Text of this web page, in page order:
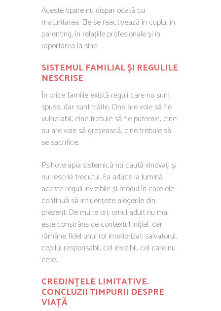
Aceste tipare nu dispar odată cu
maturitatea. Ele se reactivează în cuplu, în
parenting, în relațiile profesionale și în
raportarea la sine.
SISTEMUL FAMILIAL ȘI REGULILE
NESCRISE
În orice familie există reguli care nu sunt
spuse, dar sunt trăite. Cine are voie să fie
vulnerabil, cine trebuie să fie puternic, cine
nu are voie să greșească, cine trebuie să
se sacrifice.
Psihoterapia sistemică nu caută vinovați și
nu rescrie trecutul. Ea aduce la lumină
aceste reguli invizibile și modul în care ele
continuă să influențeze alegerile din
prezent. De multe ori, omul adult nu mai
este constrâns de contextul inițial, dar
rămâne fidel unui rol interiorizat: salvatorul,
copilul responsabil, cel invizibil, cel care nu
cere.
CREDINȚELE LIMITATIVE.
CONCLUZII TIMPURII DESPRE
VIAȚĂ